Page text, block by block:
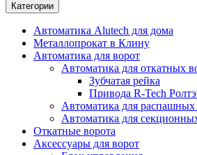
Категории
Автоматика Alutech для дома
Металлопрокат в Клину
Автоматика для ворот
Автоматика для откатных
Зубчатая рейка
Привода R-Tech
Автоматика для распашных
Автоматика для
Откатные ворота
Аксессуары для ворот